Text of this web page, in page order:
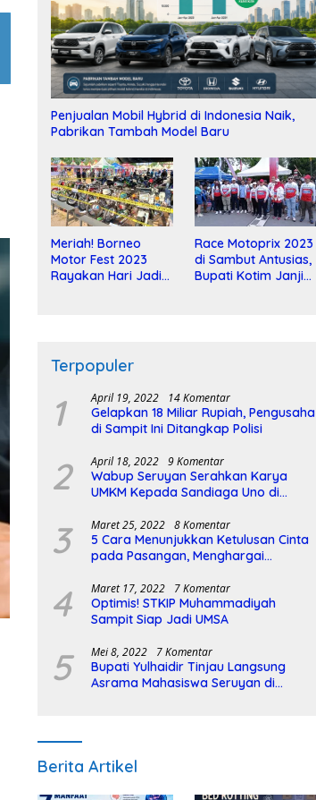
Penjualan Mobil Hybrid di Indonesia Naik,
Pabrikan Tambah Model Baru
Meriah! Borneo
Motor Fest 2023
Rayakan Hari Jadi
Race Motoprix 2023
di Sambut Antusias,
Bupati Kotim Janji
Terpopuler
1 April 19, 2022 14 Komentar
Gelapkan 18 Miliar Rupiah, Pengusaha
di Sampit Ini Ditangkap Polisi
2 April 18, 2022 9 Komentar
Wabup Seruyan Serahkan Karya
UMKM Kepada Sandiaga Uno di
3 Maret 25, 2022 8 Komentar
5 Cara Menunjukkan Ketulusan Cinta
pada Pasangan, Menghargai
4 Maret 17, 2022 7 Komentar
Optimis! STKIP Muhammadiyah
Sampit Siap Jadi UMSA
5 Mei 8, 2022 7 Komentar
Bupati Yulhaidir Tinjau Langsung
Asrama Mahasiswa Seruyan di
Berita Artikel